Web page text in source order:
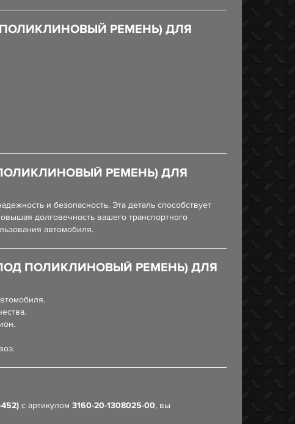
РЕМЕНЬ) ДЛЯ
РЕМЕНЬ) ДЛЯ
и безопасность. Эта деталь способствует
долговечность вашего транспортного
автомобиля.
ПОЛИКЛИНОВЫЙ РЕМЕНЬ) ДЛЯ
с артикулом 3160-20-1308025-00, вы